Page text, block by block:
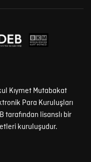
Kıymet Mutabakat
Para Kuruluşları
tarafından lisanslı bir
kuruluşudur.